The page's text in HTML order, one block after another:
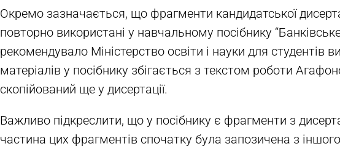
Окремо зазначається, що фрагменти кандидатської
повторно використані у навчальному посібнику
рекомендувало Міністерство освіти і науки для студентів
матеріалів у посібнику збігається з текстом роботи
скопійований ще у дисертації.
Важливо підкреслити, що у посібнику є фрагменти з
частина цих фрагментів спочатку була запозичена з